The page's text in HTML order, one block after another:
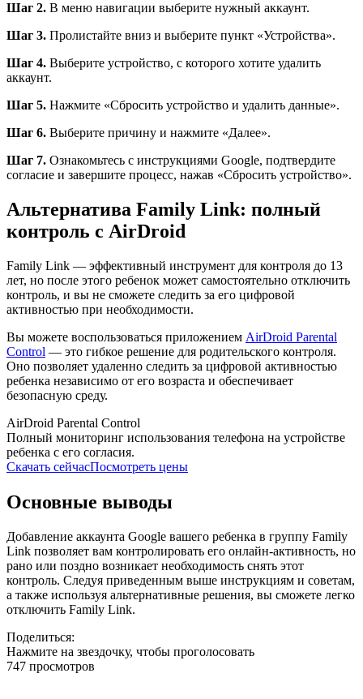
Шаг 2. В меню навигации выберите нужный аккаунт.
Шаг 3. Пролистайте вниз и выберите пункт «Устройства».
Шаг 4. Выберите устройство, с которого хотите удалить
аккаунт.
Шаг 5. Нажмите «Сбросить устройство и удалить данные».
Шаг 6. Выберите причину и нажмите «Далее».
Шаг 7. Ознакомьтесь с инструкциями Google, подтвердите
согласие и завершите процесс, нажав «Сбросить устройство».
Альтернатива Family Link: полный
контроль с AirDroid
Family Link — эффективный инструмент для контроля до 13
лет, но после этого ребенок может самостоятельно отключить
контроль, и вы не сможете следить за его цифровой
активностью при необходимости.
Вы можете воспользоваться приложением AirDroid Parental
Control — это гибкое решение для родительского контроля.
Оно позволяет удаленно следить за цифровой активностью
ребенка независимо от его возраста и обеспечивает
безопасную среду.
AirDroid Parental Control
Полный мониторинг использования телефона на устройстве
ребенка с его согласия.
Скачать сейчасПосмотреть цены
Основные выводы
Добавление аккаунта Google вашего ребенка в группу Family
Link позволяет вам контролировать его онлайн-активность, но
рано или поздно возникает необходимость снять этот
контроль. Следуя приведенным выше инструкциям и советам,
а также используя альтернативные решения, вы сможете легко
отключить Family Link.
Поделиться:
Нажмите на звездочку, чтобы проголосовать
747 просмотров